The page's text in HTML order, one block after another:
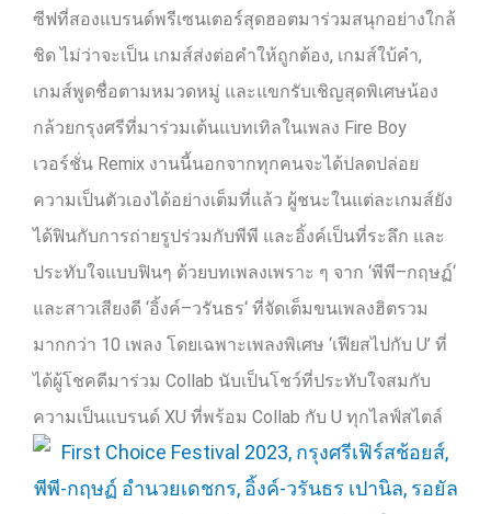
ซีฟที่สองแบรนด์พรีเซนเตอร์สุดฮอตมาร่วมสนุกอย่างใกล้
ชิด ไม่ว่าจะเป็น เกมส์ส่งต่อคำให้ถูกต้อง, เกมส์ใบ้คำ,
เกมส์พูดชื่อตามหมวดหมู่ และแขกรับเชิญสุดพิเศษน้อง
กล้วยกรุงศรีที่มาร่วมเต้นแบทเทิลในเพลง Fire Boy
เวอร์ชั่น Remix งานนี้นอกจากทุกคนจะได้ปลดปล่อย
ความเป็นตัวเองได้อย่างเต็มที่แล้ว ผู้ชนะในแต่ละเกมส์ยัง
ได้ฟินกับการถ่ายรูปร่วมกับพีพี และอิ้งค์เป็นที่ระลึก และ
ประทับใจแบบฟินๆ ด้วยบทเพลงเพราะ ๆ จาก ‘พีพี–กฤษฏ์‘
และสาวเสียงดี ‘อิ้งค์–วรันธร‘ ที่จัดเต็มขนเพลงฮิตรวม
มากกว่า 10 เพลง โดยเฉพาะเพลงพิเศษ ‘เฟียสไปกับ U’ ที่
ได้ผู้โชคดีมาร่วม Collab นับเป็นโชว์ที่ประทับใจสมกับ
ความเป็นแบรนด์ XU ที่พร้อม Collab กับ U ทุกไลฟ์สไตล์